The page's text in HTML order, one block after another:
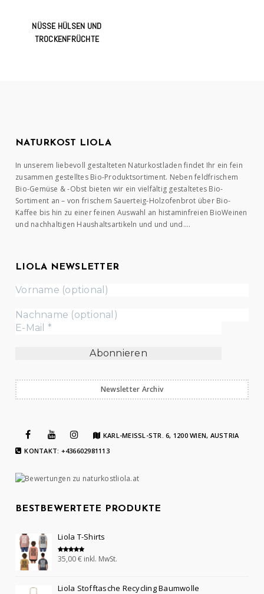
NÜSSE HÜLSEN UND
TROCKENFRÜCHTE
NATURKOST LIOLA
In unserem liebevoll gestalteten Naturkostladen findet Ihr ein fein
zusammen gestelltes Bio-Produktsortiment. Neben feldfrischem
Bio-Gemüse & -Obst bieten wir ein vielfältig gestaltetes Bio-
Sortiment an – von frischem Sauerteig-Holzofenbrot über Bio-
Kaffee bis hin zu einer feinen Auswahl an histaminfreien BioWeinen
und nachhaltigen Haushaltsartikeln und und und….
LIOLA NEWSLETTER
Newsletter Archiv
KARL-MEISSL-STR. 6, 1200 WIEN, AUSTRIA
KONTAKT: +436602981113
BESTBEWERTETE PRODUKTE
Liola T-Shirts
Bewertet mit
5.00
35,00€ inkl. MwSt.
Liola Stofftasche Recycling Baumwolle